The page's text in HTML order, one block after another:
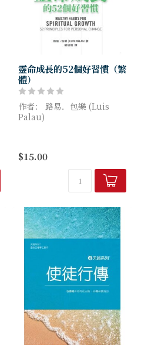
靈命成長的52個好習慣（繁
體）
作者： 路易．包樂 (Luis
Palau)
人，甚至被稱爲耶穌基督的特
使。然而，擁有這身分對你的
$15.00